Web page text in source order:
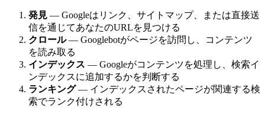
発見 — Googleはリンク、サイトマップ、または直接送
信を通じてあなたのURLを見つける
クロール— Googlebotがページを訪問し、コンテンツ
を読み取る
インデックス — Googleがコンテンツを処理し、検索イ
ンデックスに追加するかを判断する
ランキング— インデックスされたページが関連する検
索でランク付けされる